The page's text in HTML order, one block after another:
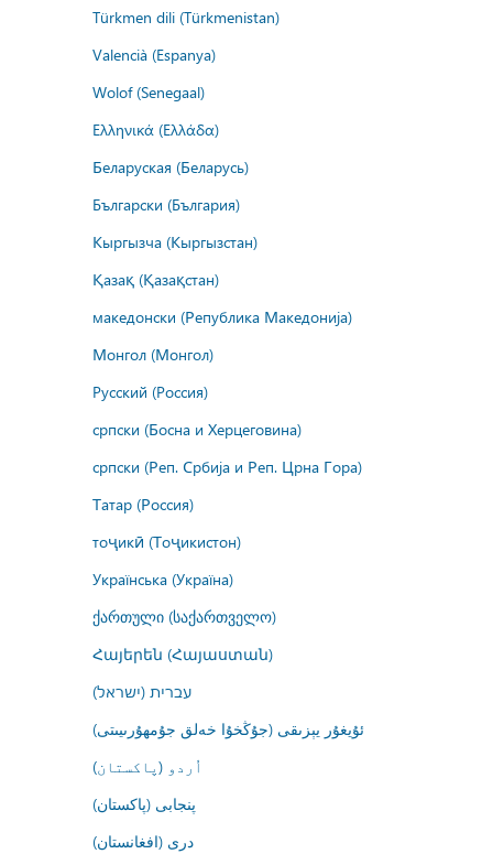
Türkmen dili (Türkmenistan)
Valencià (Espanya)
Wolof (Senegaal)
Ελληνικά (Ελλάδα)
Беларуская (Беларусь)
Български (България)
Кыргызча (Кыргызстан)
Қазақ (Қазақстан)
македонски (Република Македонија)
Монгол (Монгол)
Русский (Россия)
српски (Босна и Херцеговина)
српски (Реп. Србија и Реп. Црна Гора)
Татар (Россия)
тоҷикӣ (Тоҷикистон)
Українська (Україна)
ქართული (საქართველო)
Հայերեն (Հայաստան)
עברית (ישראל)
ئۇيغۇر يېزىقى (جۇڭخۇا خەلق جۇمھۇرىيىتى)
اُردو (پاکستان)
پنجابی (پاکستان)
درى (افغانستان)